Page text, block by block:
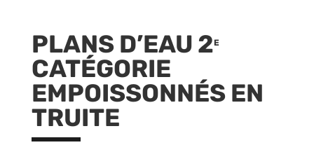
PLANS D’EAU 2E
CATÉGORIE
EMPOISSONNÉS EN
TRUITE